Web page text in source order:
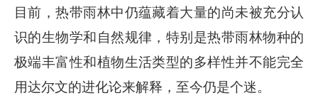
目前，热带雨林中仍蕴藏着大量的尚未被充分认
识的生物学和自然规律，特别是热带雨林物种的
极端丰富性和植物生活类型的多样性并不能完全
用达尔文的进化论来解释，至今仍是个迷。